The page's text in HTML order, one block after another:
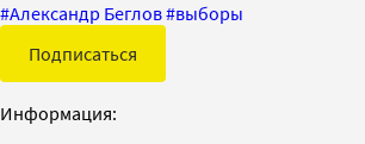
#Александр Беглов#выборы
Подписаться
Информация: